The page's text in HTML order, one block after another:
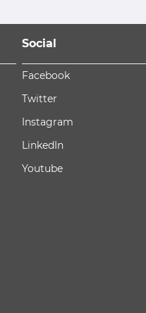
Social
Facebook
Twitter
Instagram
LinkedIn
Youtube